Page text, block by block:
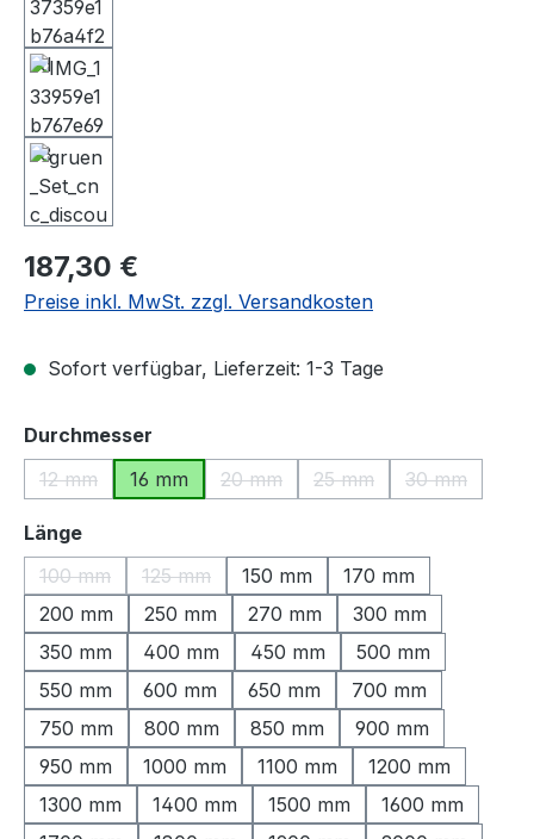
Regulärer Preis:
187,30 €
Preise inkl. MwSt. zzgl. Versandkosten
Sofort verfügbar, Lieferzeit: 1-3 Tage
Durchmesser
12 mm
(Diese Option ist zurzeit nicht verfügbar.)
16 mm 20 mm
(Diese Option ist zurzeit nicht
25 mm
(Diese Option ist
30 mm
(Diese
Längeauswählen
100 mm
(Diese Option ist zurzeit nicht verfügbar.)
125 mm
(Diese Option ist zurzeit nicht verfügbar.)
150 mm
170 mm
200 mm
250 mm 270 mm
300 mm
350 mm
400 mm 450 mm
500 mm
550 mm
600 mm 650 mm
700 mm
750 mm
800 mm 850 mm
900 mm
950 mm
1000 mm 1100 mm
1200 mm
1300 mm
1400 mm 1500 mm
1600 mm